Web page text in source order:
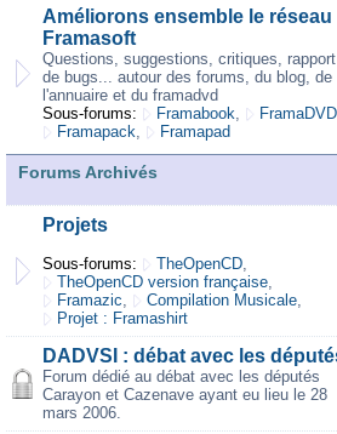
Améliorons ensemble le réseau
Framasoft
Questions, suggestions, critiques, rapport
de bugs... autour des forums, du blog, de
l'annuaire et du framadvd
Sous-forums:
Framabook, FramaDVD
Framapack, Framapad
Forums Archivés
Projets
Sous-forums: TheOpenCD,
TheOpenCD version française,
Framazic, Compilation Musicale,
Projet : Framashirt
DADVSI : débat avec les
Forum dédié au débat avec les députés
Carayon et Cazenave ayant eu lieu le 28
mars 2006.